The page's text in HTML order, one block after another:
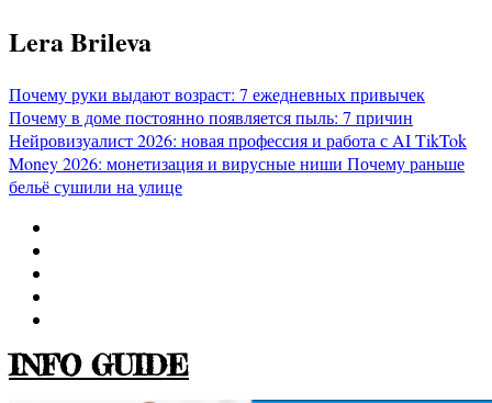
Перейти
к
Lera Brileva
Почему руки выдают возраст: 7 ежедневных привычек
Почему в доме постоянно появляется пыль: 7 причин
Нейровизуалист 2026: новая профессия и работа с AITikTok
Money 2026: монетизация и вирусные ниши Почему раньше
бельё сушили на улице
INFO GUIDE